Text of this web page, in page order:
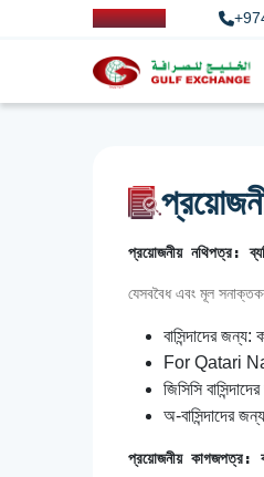
প্রয়োজনীয় নথিপত্র:
যেসববৈধ এবং মূল
বাসিন্দাদের
For Qatari
জিসিসি
অ-বাসিন্দাদের
প্রয়োজনীয় কাগজপত্র: